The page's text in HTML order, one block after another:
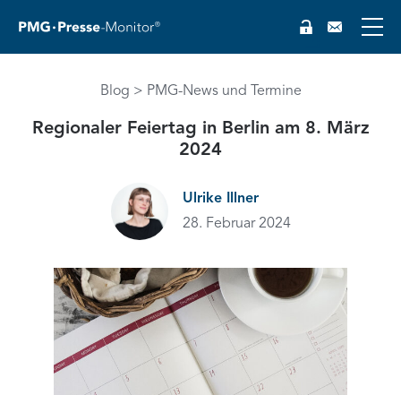
Blog PMG-News und Termine
Regionaler Feiertag in Berlin am 8. März
2024
Ulrike Illner
28. Februar 2024